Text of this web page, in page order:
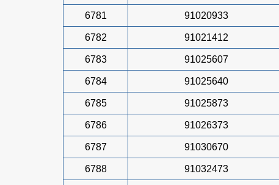
6781 91020933
6782 91021412
6783 91025607
6784 91025640
6785 91025873
6786 91026373
6787 91030670
6788 91032473